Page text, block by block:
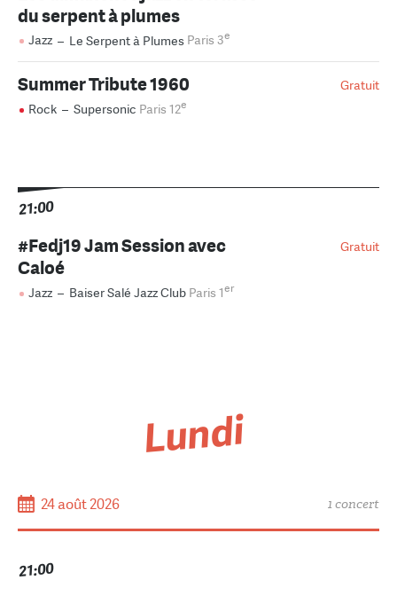
du serpent à plumes
Jazz – Le Serpent à Plumes Paris 3e
Gratuit
Summer Tribute 1960
Rock – Supersonic Paris 12e
21:00
Gratuit
#Fedj19 Jam Session avec
Caloé
Jazz – Baiser Salé Jazz Club Paris 1er
Lundi
24 août 2026 1 concert
21:00